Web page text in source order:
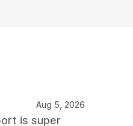
Aug 5, 2026
is super